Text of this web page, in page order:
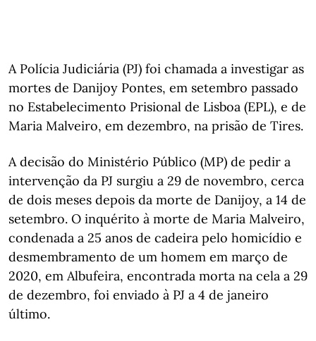
A Polícia Judiciária (PJ) foi chamada a investigar as
mortes de Danijoy Pontes, em setembro passado
no Estabelecimento Prisional de Lisboa (EPL), e de
Maria Malveiro, em dezembro, na prisão de Tires.
A decisão do Ministério Público (MP) de pedir a
intervenção da PJ surgiu a 29 de novembro, cerca
de dois meses depois da morte de Danijoy, a 14 de
setembro. O inquérito à morte de Maria Malveiro,
condenada a 25 anos de cadeira pelo homicídio e
desmembramento de um homem em março de
2020, em Albufeira, encontrada morta na cela a 29
de dezembro, foi enviado à PJ a 4 de janeiro
último.